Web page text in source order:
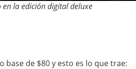
en la edición digital deluxe
base de $80 y esto es lo que trae: